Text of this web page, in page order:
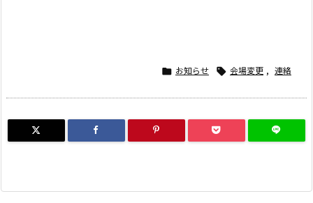
 お知らせ  会場変更 , 連絡